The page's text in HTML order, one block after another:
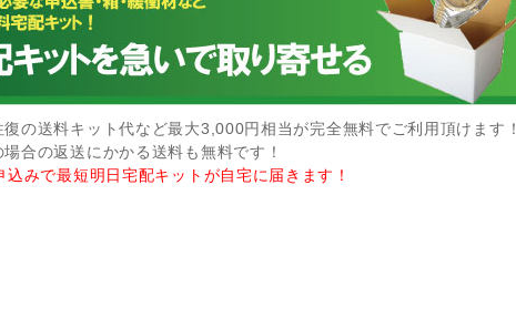
の送料キット代など最大3,000円相当が完全無料でご利用頂けます！
合の返送にかかる送料も無料です！
みで最短明日宅配キットが自宅に届きます！